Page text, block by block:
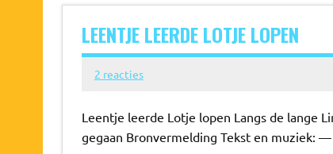
LEENTJE LEERDE LOTJE LOPEN
2 reacties
Leentje leerde Lotje lopen Langs de lange
gegaan Bronvermelding Tekst en muziek: